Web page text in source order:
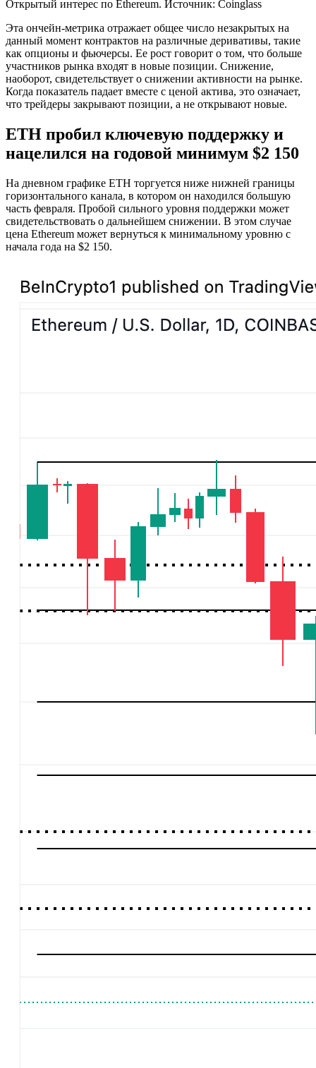
Открытый интерес по Ethereum. Источник: Coinglass
Эта ончейн-метрика отражает общее число незакрытых на
данный момент контрактов на различные деривативы, такие
как опционы и фьючерсы. Ее рост говорит о том, что больше
участников рынка входят в новые позиции. Снижение,
наоборот, свидетельствует о снижении активности на рынке.
Когда показатель падает вместе с ценой актива, это означает,
что трейдеры закрывают позиции, а не открывают новые.
ETH пробил ключевую поддержку и
нацелился на годовой минимум $2 150
На дневном графике ETH торгуется ниже нижней границы
горизонтального канала, в котором он находился большую
часть февраля. Пробой сильного уровня поддержки может
свидетельствовать о дальнейшем снижении. В этом случае
цена Ethereum может вернуться к минимальному уровню с
начала года на $2 150.